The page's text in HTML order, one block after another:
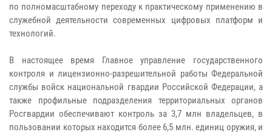
по полномасштабному переходу к практическому применению в
служебной деятельности современных цифровых платформ и
технологий.
В настоящее время Главное управление государственного
контроля и лицензионно-разрешительной работы Федеральной
службы войск национальной гвардии Российской Федерации, а
также профильные подразделения территориальных органов
Росгвардии обеспечивают контроль за 3,7 млн владельцев, в
пользовании которых находится более 6,5 млн. единиц оружия, и